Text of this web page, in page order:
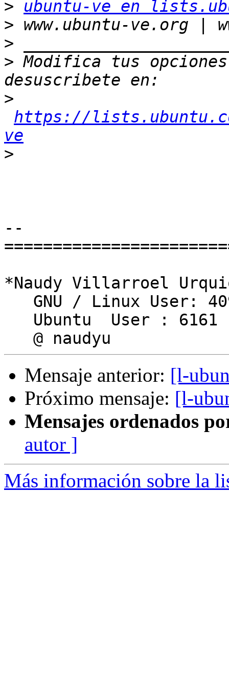
>
ubuntu-ve en
>
>
> Modifica tus
>
https://
ve
>
--
*Naudy Villarroel
Mensaje anterior: [l-
Próximo mensaje: [l-
Mensajes ordenados
autor ]
Más información sobre la